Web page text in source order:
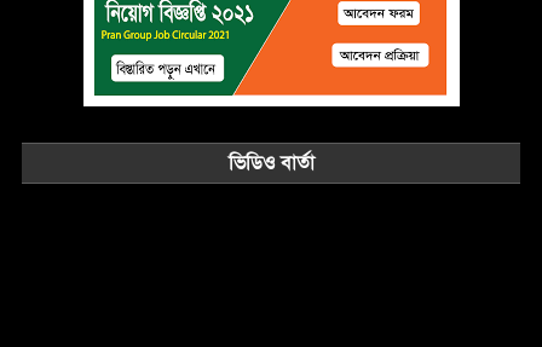
ভিডিও বার্তা